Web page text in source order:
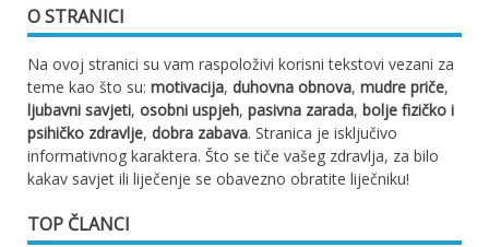
O STRANICI
Na ovoj stranici su vam raspoloživi korisni tekstovi vezani za
teme kao što su: motivacija, duhovna obnova, mudre priče,
ljubavni savjeti, osobni uspjeh, pasivna zarada, bolje fizičko i
psihičko zdravlje, dobra zabava. Stranica je isključivo
informativnog karaktera. Što se tiče vašeg zdravlja, za bilo
kakav savjet ili liječenje se obavezno obratite liječniku!
TOP ČLANCI